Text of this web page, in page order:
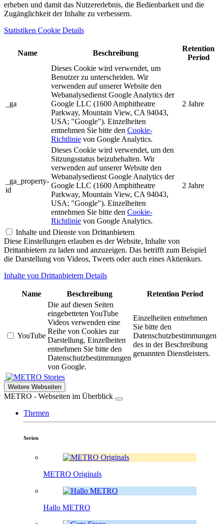
erheben und damit das Nutzererlebnis, die Bedienbarkeit und die
Zugänglichkeit der Inhalte zu verbessern.
Statistiken Cookie Details
Name Beschreibung
Retention
Period
_ga
Dieses Cookie wird verwendet, um
Benutzer zu unterscheiden. Wir
verwenden auf unserer Website den
Webanalysedienst Google Analytics der
Google LLC (1600 Amphitheatre
Parkway, Mountain View, CA 94043,
USA; "Google"). Einzelheiten
entnehmen Sie bitte den Cookie-
Richtlinie von Google Analytics.
2 Jahre
_ga_property-
id
Dieses Cookie wird verwendet, um den
Sitzungsstatus beizubehalten. Wir
verwenden auf unserer Website den
Webanalysedienst Google Analytics der
Google LLC (1600 Amphitheatre
Parkway, Mountain View, CA 94043,
USA; "Google"). Einzelheiten
entnehmen Sie bitte den Cookie-
Richtlinie von Google Analytics.
2 Jahre
Inhalte und Dienste von Drittanbietern
Diese Einstellungen erlauben es der Website, Inhalte von
Drittanbietern zu laden und anzuzeigen. Das betrifft zum Beispiel
die Darstellung von Videos, Tweets oder auch eines Aktienkurs.
Inhalte von Drittanbietern Details
Name Beschreibung Retention Period
YouTube
Die auf diesen Seiten
eingebetteten YouTube
Videos verwenden eine
Reihe von Cookies zur
Darstellung. Einzelheiten
entnehmen Sie bitte den
Datenschutzbestimmungen
von Google.
Einzelheiten entnehmen
Sie bitte den
Datenschutzbestimmungen
des in der Beschreibung
genannten Dienstleisters.
Stories
Weitere Webseiten
METRO - Webseiten im Überblick
Themen
Serien
METRO Originals
Hallo METRO